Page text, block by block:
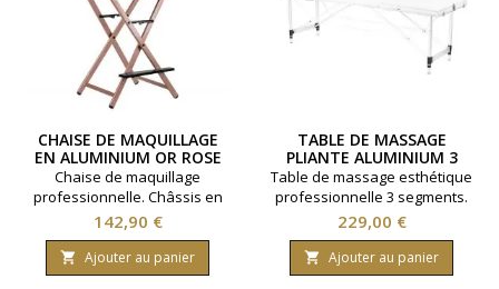
CHAISE DE MAQUILLAGE
EN ALUMINIUM OR ROSE
PLIABLE
Chaise de maquillage
professionnelle. Châssis en
aluminium. Modèle pliable.
Coloris Or et Rose.
Prix
142,90 €
 Ajouter au panier
TABLE DE MASSAGE
PLIANTE ALUMINIUM 3
SEGMENTS BLANC
Table de massage esthétique
professionnelle 3 segments.
Modèle pliable et
transportable Cadre en bois
et pieds en aluminium léger.
Appui tête réglable. Coloris
Prix
229,00 €
 Ajouter au panier